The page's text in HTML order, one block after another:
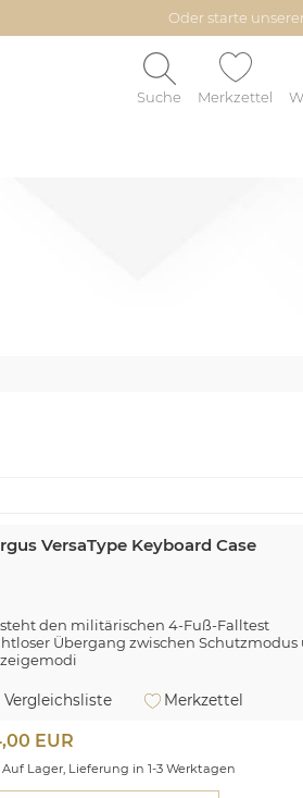
Oder starte
Suche Merkzettel
VersaType Keyboard Case
den militärischen 4-Fuß-Falltest
Übergang zwischen Schutzmodus
Stifthalterung
Apple iPad 10,2"/10,5"
THZ857DE. Tastaturaufbau: QWERTY,
Vergleichsliste Merkzettel
EUR
Auf Lager, Lieferung in 1-3 Werktagen